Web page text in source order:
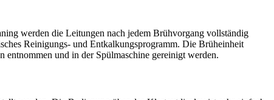
werden die Leitungen nach jedem Brühvorgang vollständig
Reinigungs- und Entkalkungsprogramm. Die Brüheinheit
entnommen und in der Spülmaschine gereinigt werden.